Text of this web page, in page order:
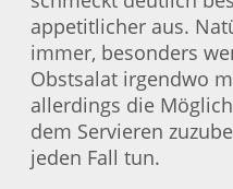
appetitlicher aus.
immer, besonders
Obstsalat irgendwo
allerdings die
dem Servieren
jeden Fall tun.